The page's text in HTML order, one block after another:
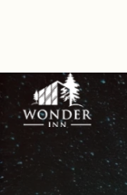
Home
Alojamiento
Orilla
Ártico
Reserva
directa